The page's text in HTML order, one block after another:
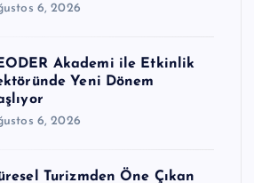
6, 2026
Akademi ile Etkinlik
Yeni Dönem
6, 2026
Turizmden Öne Çıkan